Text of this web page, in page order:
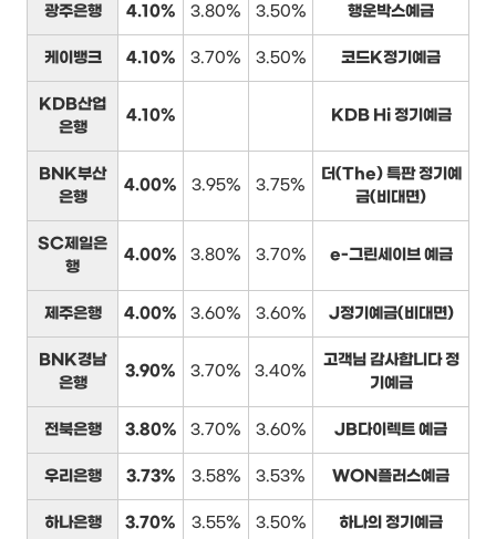
광주은행 4.10% 3.80% 3.50% 행운박스예금
케이뱅크 4.10% 3.70% 3.50% 코드K정기예금
KDB산업
은행
4.10% KDB Hi 정기예금
BNK부산
은행
4.00% 3.95% 3.75%
더(The) 특판 정기예
금(비대면)
SC제일은
행
4.00% 3.80% 3.70% e-그린세이브 예금
제주은행 4.00% 3.60% 3.60% J정기예금(비대면)
BNK경남
은행
3.90% 3.70% 3.40%
고객님 감사합니다 정
기예금
전북은행 3.80% 3.70% 3.60% JB다이렉트 예금
우리은행 3.73% 3.58% 3.53% WON플러스예금
하나은행 3.70% 3.55% 3.50% 하나의 정기예금